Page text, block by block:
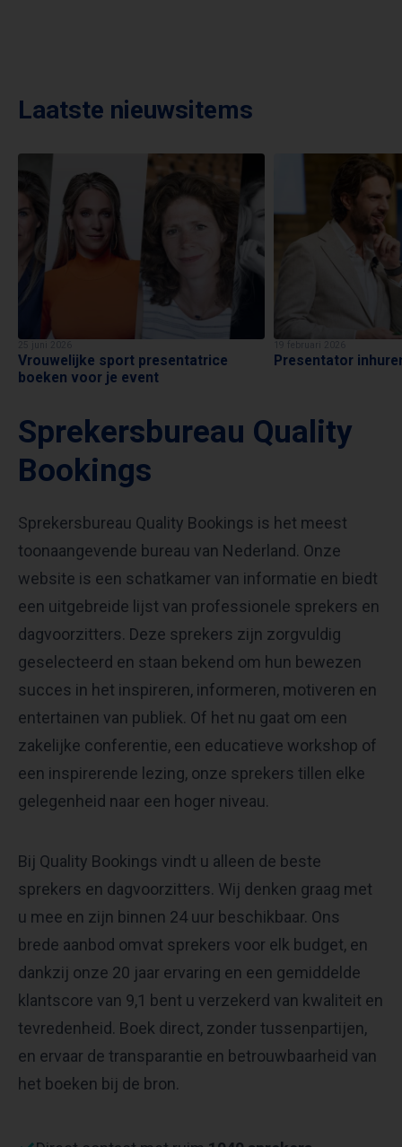
Laatste nieuwsitems
Vrouwelijke sport presentatrice
boeken voor je event
Presentator
Sprekersbureau Quality
Bookings
Sprekersbureau Quality Bookings is het meest
toonaangevende bureau van Nederland. Onze
website is een schatkamer van informatie en biedt
een uitgebreide lijst van professionele sprekers en
dagvoorzitters. Deze sprekers zijn zorgvuldig
geselecteerd en staan bekend om hun bewezen
succes in het inspireren, informeren, motiveren en
entertainen van publiek. Of het nu gaat om een
zakelijke conferentie, een educatieve workshop of
een inspirerende lezing, onze sprekers tillen elke
gelegenheid naar een hoger niveau.
Bij Quality Bookings vindt u alleen de beste
sprekers en dagvoorzitters. Wij denken graag met
u mee en zijn binnen 24 uur beschikbaar. Ons
brede aanbod omvat sprekers voor elk budget, en
dankzij onze 20 jaar ervaring en een gemiddelde
klantscore van 9,1 bent u verzekerd van kwaliteit en
tevredenheid. Boek direct, zonder tussenpartijen,
en ervaar de transparantie en betrouwbaarheid van
het boeken bij de bron.